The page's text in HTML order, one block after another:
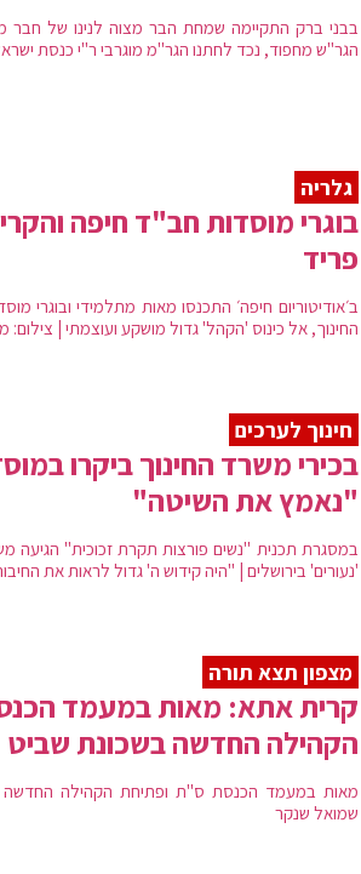
בבני ברק התקיימה שמחת הבר מצוה לנינו של חבר
הגר"ש מחפוד, נכד לחתנו הגר"מ מוגרבי ר"י כנסת
גלריה
בוגרי מוסדות חב"ד חיפה
פריד
ב׳אודיטוריום חיפה׳ התכנסו מאות מתלמידי ובוגרי
החינוך, אל כינוס 'הקהל' גדול מושקע ועוצמתי | צילום:
חינוך לערכים
בכירי משרד החינוך ביקרו
"נאמץ את השיטה"
במסגרת תכנית "נשים פורצות תקרת זכוכית" הגיעה
'נעורים' בירושלים | "היה קידוש ה' גדול לראות את
מצפון תצא תורה
קרית אתא: מאות במעמד
הקהילה החדשה בשכונת שביט
מאות במעמד הכנסת ס"ת ופתיחת הקהילה החדשה
שמואל שנקר